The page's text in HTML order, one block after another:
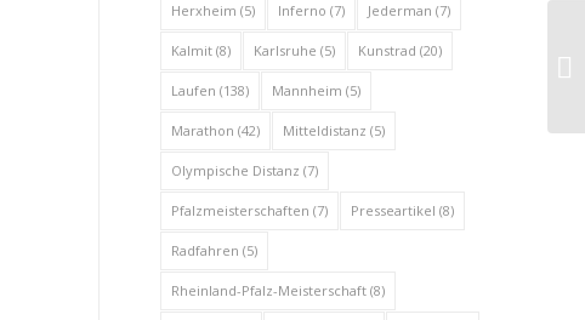
Herxheim (5) Inferno (7) Jederman (7)
Kalmit(8) Karlsruhe (5) Kunstrad (20)
Laufen (138) Mannheim (5)
Marathon (42) Mitteldistanz (5)
Olympische Distanz (7)
Pfalzmeisterschaften (7) Presseartikel (8)
Radfahren (5)
Rheinland-Pfalz-Meisterschaft(8)